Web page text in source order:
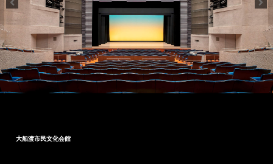
大船渡市民文化会館